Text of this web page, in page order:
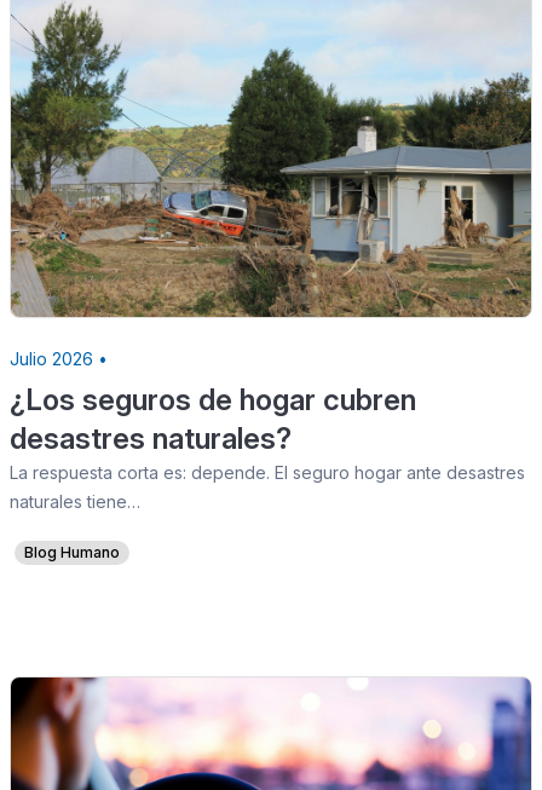
Julio 2026 •
¿Los seguros de hogar cubren
desastres naturales?
La respuesta corta es: depende. El seguro hogar ante desastres
naturales tiene…
Blog Humano